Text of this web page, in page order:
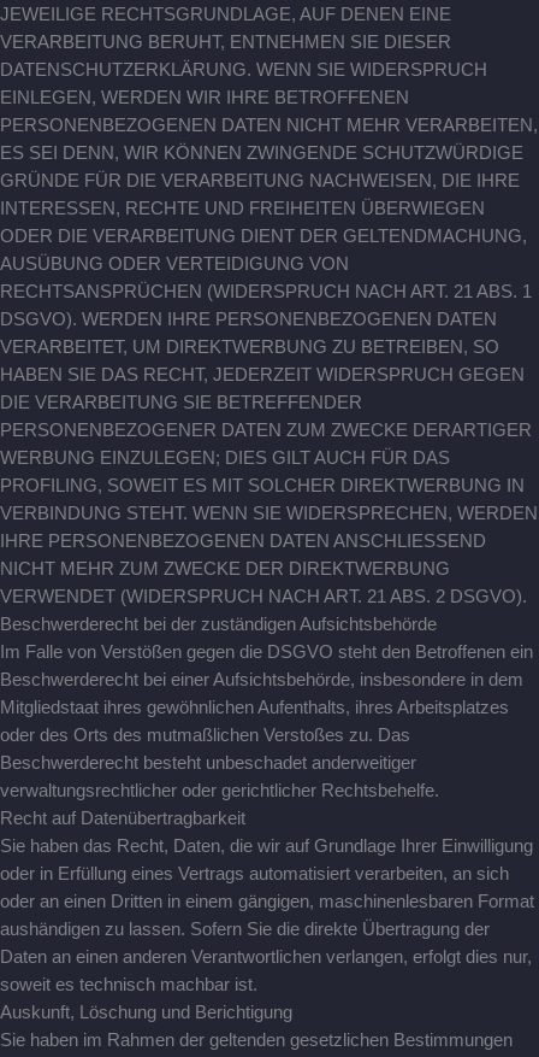
JEWEILIGE RECHTSGRUNDLAGE, AUF DENEN EINE
VERARBEITUNG BERUHT, ENTNEHMEN SIE DIESER
DATENSCHUTZERKLÄRUNG. WENN SIE WIDERSPRUCH
EINLEGEN, WERDEN WIR IHRE BETROFFENEN
PERSONENBEZOGENEN DATEN NICHT MEHR VERARBEITEN,
ES SEI DENN, WIR KÖNNEN ZWINGENDE SCHUTZWÜRDIGE
GRÜNDE FÜR DIE VERARBEITUNG NACHWEISEN, DIE IHRE
INTERESSEN, RECHTE UND FREIHEITEN ÜBERWIEGEN
ODER DIE VERARBEITUNG DIENT DER GELTENDMACHUNG,
AUSÜBUNG ODER VERTEIDIGUNG VON
RECHTSANSPRÜCHEN (WIDERSPRUCH NACH ART. 21 ABS. 1
DSGVO). WERDEN IHRE PERSONENBEZOGENEN DATEN
VERARBEITET, UM DIREKTWERBUNG ZU BETREIBEN, SO
HABEN SIE DAS RECHT, JEDERZEIT WIDERSPRUCH GEGEN
DIE VERARBEITUNG SIE BETREFFENDER
PERSONENBEZOGENER DATEN ZUM ZWECKE DERARTIGER
WERBUNG EINZULEGEN; DIES GILT AUCH FÜR DAS
PROFILING, SOWEIT ES MIT SOLCHER DIREKTWERBUNG IN
VERBINDUNG STEHT. WENN SIE WIDERSPRECHEN, WERDEN
IHRE PERSONENBEZOGENEN DATEN ANSCHLIESSEND
NICHT MEHR ZUM ZWECKE DER DIREKTWERBUNG
VERWENDET (WIDERSPRUCH NACH ART. 21 ABS. 2 DSGVO).
Beschwerde­recht bei der zuständigen Aufsichts­behörde
Im Falle von Verstößen gegen die DSGVO steht den Betroffenen ein
Beschwerderecht bei einer Aufsichtsbehörde, insbesondere in dem
Mitgliedstaat ihres gewöhnlichen Aufenthalts, ihres Arbeitsplatzes
oder des Orts des mutmaßlichen Verstoßes zu. Das
Beschwerderecht besteht unbeschadet anderweitiger
verwaltungsrechtlicher oder gerichtlicher Rechtsbehelfe.
Recht auf Daten­übertrag­barkeit
Sie haben das Recht, Daten, die wir auf Grundlage Ihrer Einwilligung
oder in Erfüllung eines Vertrags automatisiert verarbeiten, an sich
oder an einen Dritten in einem gängigen, maschinenlesbaren Format
aushändigen zu lassen. Sofern Sie die direkte Übertragung der
Daten an einen anderen Verantwortlichen verlangen, erfolgt dies nur,
soweit es technisch machbar ist.
Auskunft, Löschung und Berichtigung
Sie haben im Rahmen der geltenden gesetzlichen Bestimmungen